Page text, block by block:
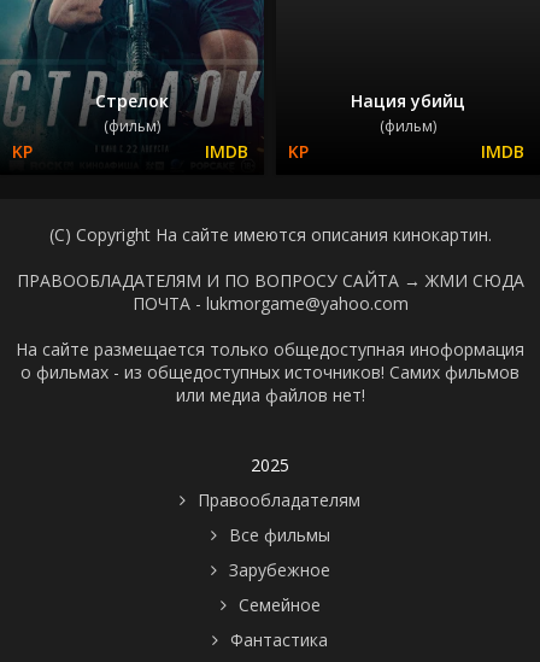
Стрелок
(фильм)
Нация убийц
(фильм)
(C) Copyright На сайте имеются описания кинокартин.
ПРАВООБЛАДАТЕЛЯМ И ПО ВОПРОСУ САЙТА → ЖМИ СЮДА
ПОЧТА - lukmorgame@yahoo.com
На сайте размещается только общедоступная иноформация
о фильмах - из общедоступных источников! Самих фильмов
или медиа файлов нет!
2025
Правообладателям
Все фильмы
Зарубежное
Семейное
Фантастика